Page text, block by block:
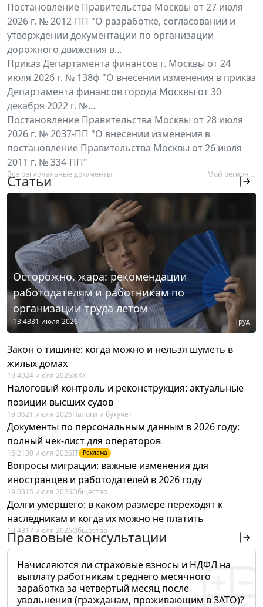
Постановление Правительства Москвы от 27 июля
2026 г. № 2012-ПП "О разработке, согласовании и
утверждении документации по организации
дорожного движения в...
Приказ Департамента финансов г. Москвы от 24
июля 2026 г. № 138ф "О внесении изменения в приказ
Департамента финансов города Москвы от 30
декабря 2022 г. №...
Постановление Правительства Москвы от 28 июля
2026 г. № 2037-ПП "О внесении изменения в
постановление Правительства Москвы от 26 июля
2011 г. № 334-ПП"
Все региональные документы Мой регион ...
Статьи
Осторожно, жара: рекомендации
работодателям и работникам по
организации труда летом
13:4331 июля 2026 Труд
Закон о тишине: когда можно и нельзя шуметь в
жилых домах
19:4024 июля 2026ЖКХ
Налоговый контроль и реконструкция: актуальные
позиции высших судов
19:0621 июля 2026Налоги и бухучет
Документы по персональным данным в 2026 году:
полный чек-лист для операторов
15:21 30 июля 2026IT Реклама
Вопросы миграции: важные изменения для
иностранцев и работодателей в 2026 году
19:0515 июля 2026Общество
Долги умершего: в каком размере переходят к
наследникам и когда их можно не платить
19:4317 июля 2026Общество
Правовые консультации
Начисляются ли страховые взносы и НДФЛ на
выплату работникам среднего месячного
заработка за четвертый месяц после
увольнения (гражданам, проживающим в ЗАТО)?